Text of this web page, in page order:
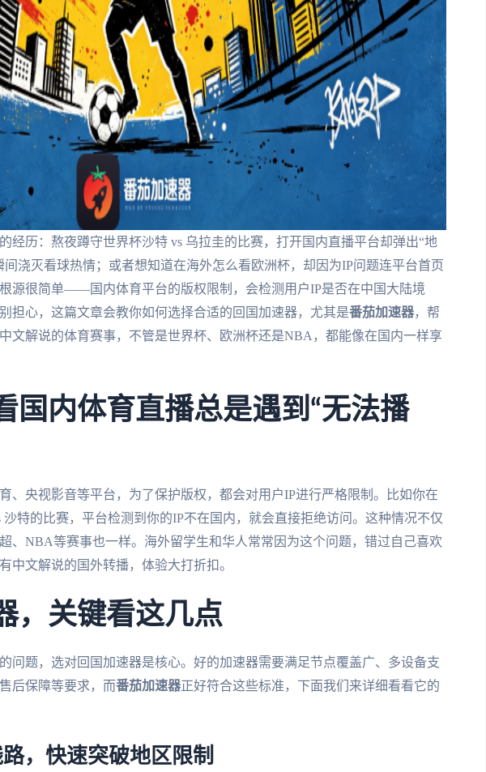
经历：熬夜蹲守世界杯沙特 vs 乌拉圭的比赛，打开国内直播平台却弹出“地
间浇灭看球热情；或者想知道在海外怎么看欧洲杯，却因为IP问题连平台首页
源很简单——国内体育平台的版权限制，会检测用户IP是否在中国大陆境
担心，这篇文章会教你如何选择合适的回国加速器，尤其是番茄加速器，帮
文解说的体育赛事，不管是世界杯、欧洲杯还是NBA，都能像在国内一样享
国内体育直播总是遇到“无法播
、央视影音等平台，为了保护版权，都会对用户IP进行严格限制。比如你在
沙特的比赛，平台检测到你的IP不在国内，就会直接拒绝访问。这种情况不仅
、NBA等赛事也一样。海外留学生和华人常常因为这个问题，错过自己喜欢
中文解说的国外转播，体验大打折扣。
，关键看这几点
问题，选对回国加速器是核心。好的加速器需要满足节点覆盖广、多设备支
后保障等要求，而番茄加速器正好符合这些标准，下面我们来详细看看它的
，快速突破地区限制